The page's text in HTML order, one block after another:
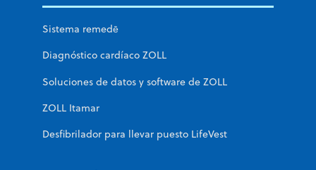
Sistema remedē
Diagnóstico cardíaco ZOLL
Soluciones de datos y software de ZOLL
ZOLL Itamar
Desfibrilador para llevar puesto LifeVest